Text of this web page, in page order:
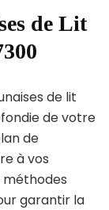
de Lit
de lit
de votre
de
à vos
méthodes
garantir la